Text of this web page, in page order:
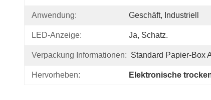
Anwendung: Geschäft, Industriell
LED-Anzeige: Ja, Schatz.
Verpackung Informationen: Standard Papier-Box
Hervorheben: Elektronische